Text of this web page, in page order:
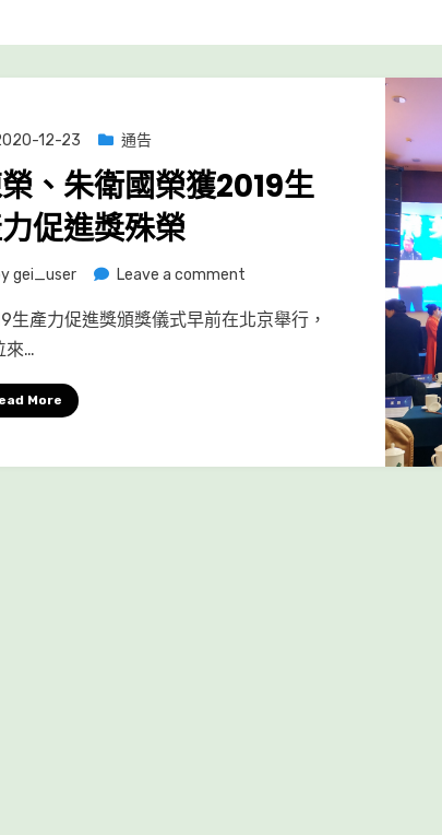
12-23 通告
、朱衛國榮獲2019生
促進獎殊榮
gei_user Leave a comment
榮、
獲
生產力促進獎頒獎儀式早前在北京舉行，
來…
More